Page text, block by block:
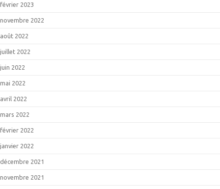
février 2023
novembre 2022
août 2022
juillet 2022
juin 2022
mai 2022
avril 2022
mars 2022
février 2022
janvier 2022
décembre 2021
novembre 2021